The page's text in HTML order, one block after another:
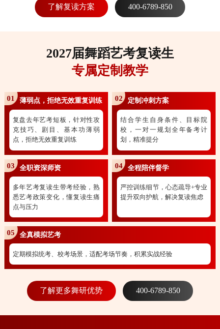
了解复读方案 400-6789-850
2027届舞蹈艺考复读生
专属定制教学
01 薄弱点，拒绝无效重复训练
复盘去年艺考短板，针对性攻
克技巧、剧目、基本功薄弱
点，拒绝无效重复训练
02 定制冲刺方案
结合学生自身条件、目标院
校，一对一规划全年备考计
划，精准提分
03 全职资深师资
多年艺考复读生带考经验，熟
悉艺考政策变化，懂复读生痛
点与压力
04 全程陪伴督学
严控训练细节，心态疏导+专业
提升双向护航，解决复读焦虑
05 全真模拟艺考
定期模拟统考、校考场景，适配考场节奏，积累实战经验
了解更多舞研优势 400-6789-850